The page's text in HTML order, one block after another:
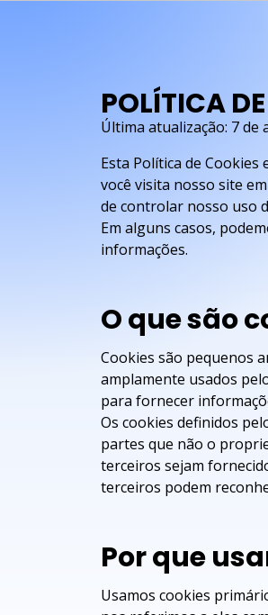
POLÍTICA
Última atualização: 7 de
Esta Política de Cookies
você visita nosso site
de controlar nosso uso
Em alguns casos,
informações.
O que são
Cookies são pequenos
amplamente usados
para fornecer
Os cookies definidos
partes que não o
terceiros sejam
terceiros podem
Por que
Usamos cookies